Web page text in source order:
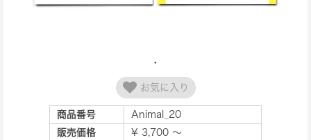
お気に入り
商品番号
Animal_20
販売価格
¥ 3,700 ～